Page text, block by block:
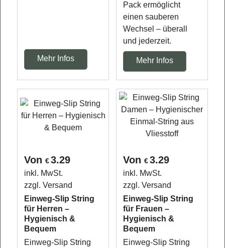
Mehr Infos
Pack ermöglicht
einen sauberen
Wechsel – überall
und jederzeit.
Mehr Infos
Von € 3.29
inkl. MwSt.
zzgl. Versand
Einweg-Slip String
für Herren –
Hygienisch &
Bequem
Einweg-Slip String
Von €3.29
inkl. MwSt.
zzgl. Versand
Einweg-Slip String
für Frauen –
Hygienisch &
Bequem
Einweg-Slip String